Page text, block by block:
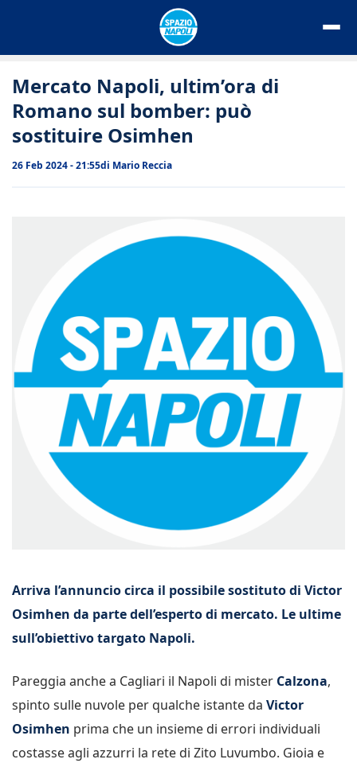
Mercato Napoli, ultim’ora di
Romano sul bomber: può
sostituire Osimhen
26 Feb 2024 - 21:55di Mario Reccia
Arriva l’annuncio circa il possibile sostituto di Victor
Osimhen da parte dell’esperto di mercato. Le ultime
sull’obiettivo targato Napoli.
Pareggia anche a Cagliari il Napoli di mister Calzona,
spinto sulle nuvole per qualche istante da Victor
Osimhen prima che un insieme di errori individuali
costasse agli azzurri la rete di Zito Luvumbo. Gioia e